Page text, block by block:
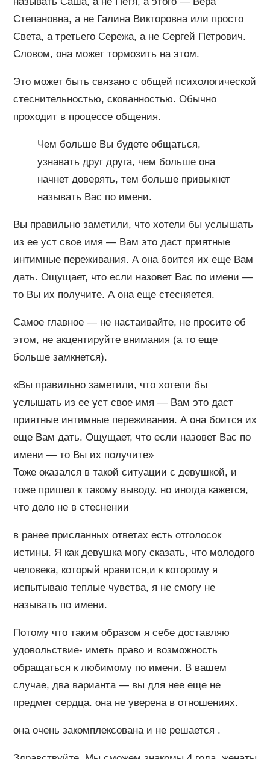
Степановна, а не Галина Викторовна или просто
Света, а третьего Сережа, а не Сергей Петрович.
Словом, она может тормозить на этом.
Это может быть связано с общей психологической
стеснительностью, скованностью. Обычно
проходит в процессе общения.
Чем больше Вы будете общаться,
узнавать друг друга, чем больше она
начнет доверять, тем больше привыкнет
называть Вас по имени.
Вы правильно заметили, что хотели бы услышать
из ее уст свое имя — Вам это даст приятные
интимные переживания. А она боится их еще Вам
дать. Ощущает, что если назовет Вас по имени —
то Вы их получите. А она еще стесняется.
Самое главное — не настаивайте, не просите об
этом, не акцентируйте внимания (а то еще
больше замкнется).
«Вы правильно заметили, что хотели бы
услышать из ее уст свое имя — Вам это даст
приятные интимные переживания. А она боится их
еще Вам дать. Ощущает, что если назовет Вас по
имени — то Вы их получите»
Тоже оказался в такой ситуации с девушкой, и
тоже пришел к такому выводу. но иногда кажется,
что дело не в стеснении
в ранее присланных ответах есть отголосок
истины. Я как девушка могу сказать, что молодого
человека, который нравится,и к которому я
испытываю теплые чувства, я не смогу не
называть по имени.
Потому что таким образом я себе доставляю
удовольствие- иметь право и возможность
обращаться к любимому по имени. В вашем
случае, два варианта — вы для нее еще не
предмет сердца. она не уверена в отношениях.
она очень закомплексована и не решается .